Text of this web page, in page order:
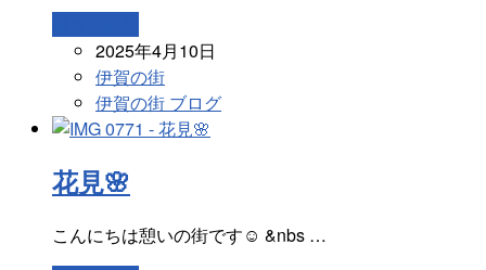
2025年4月10日
伊賀の街
伊賀の街 ブログ
花見🌸
こんにちは憩いの街です☺ &nbs …